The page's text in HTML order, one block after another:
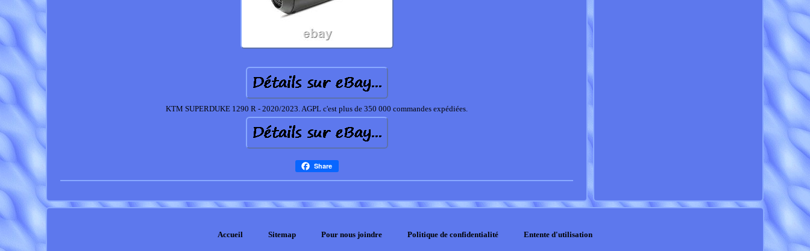
KTM SUPERDUKE 1290 R - 2020/2023. AGPL c'est plus de 350 000 commandes expédiées.
Share
Accueil Sitemap Pour nous joindre Politique de confidentialité Entente d'utilisation